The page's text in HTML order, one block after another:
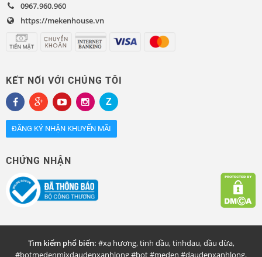
0967.960.960
https://mekenhouse.vn
KẾT NỐI VỚI CHÚNG TÔI
ĐĂNG KÝ NHẬN KHUYẾN MÃI
CHỨNG NHẬN
Tìm kiếm phổ biến: #xạ hương,tinh dầu,tinhdau,dầu dừa,
#botmedenmixdaudenxanhlong #bot #meden #daudenxanhlong,